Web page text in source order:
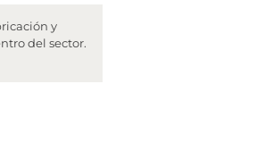
y
del sector.